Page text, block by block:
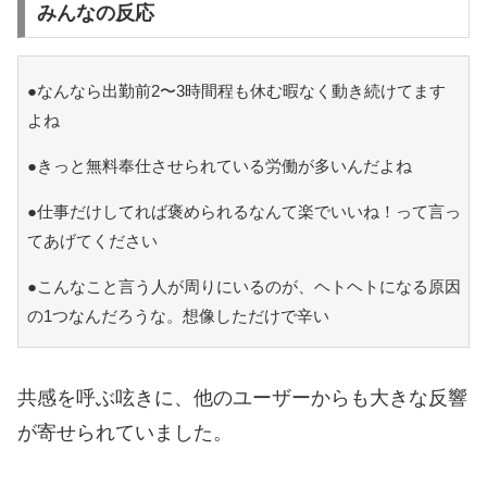
みんなの反応
●なんなら出勤前2〜3時間程も休む暇なく動き続けてます
よね
●きっと無料奉仕させられている労働が多いんだよね
●仕事だけしてれば褒められるなんて楽でいいね！って言っ
てあげてください
●こんなこと言う人が周りにいるのが、ヘトヘトになる原因
の1つなんだろうな。想像しただけで辛い
共感を呼ぶ呟きに、他のユーザーからも大きな反響
が寄せられていました。